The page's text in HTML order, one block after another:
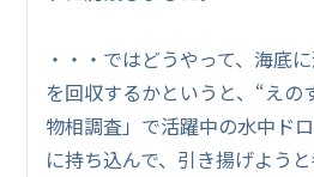
・・・ではどうやって、海底
を回収するかというと、“えの
物相調査」で活躍中の水中ド
に持ち込んで、引き揚げようと